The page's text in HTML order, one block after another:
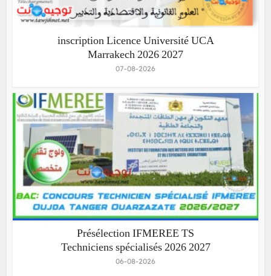
inscription Licence Université UCA
Marrakech 2026 2027
07-08-2026
Présélection IFMEREE TS
Techniciens spécialisés 2026 2027
06-08-2026